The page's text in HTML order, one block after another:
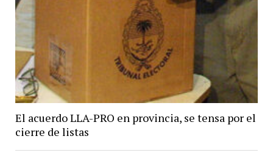
El acuerdo LLA-PRO en provincia, se tensa por el
cierre de listas